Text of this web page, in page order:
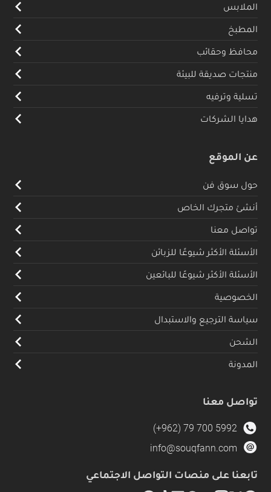
الملابس
المطبخ
محافظ وحقائب
منتجات صديقة للبيئة
تسلية وترفيه
هدايا الشركات
عن الموقع
حول سوق فن
أنشئ متجرك الخاص
تواصل معنا
الأسئلة الأكثر شيوعًا للزبائن
الأسئلة الأكثر شيوعًا للبائعين
الخصوصية
سياسة الترجيع والاستبدال
الشحن
المدونة
تواصل معنا
(+962) 79 700 5992
info@souqfann.com
تابعنا على منصات التواصل الاجتماعي